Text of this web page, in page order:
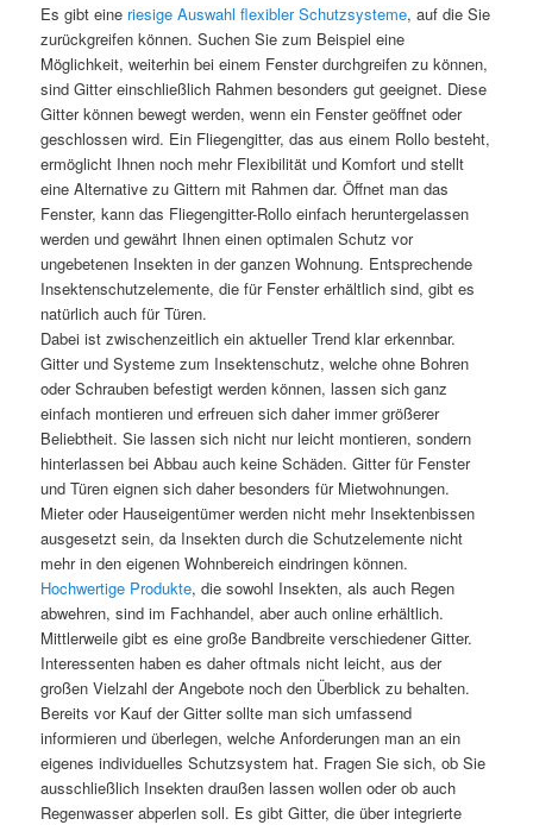
Es gibt eine riesige Auswahl flexibler Schutzsysteme, auf die Sie
zurückgreifen können. Suchen Sie zum Beispiel eine
Möglichkeit, weiterhin bei einem Fenster durchgreifen zu können,
sind Gitter einschließlich Rahmen besonders gut geeignet. Diese
Gitter können bewegt werden, wenn ein Fenster geöffnet oder
geschlossen wird. Ein Fliegengitter, das aus einem Rollo besteht,
ermöglicht Ihnen noch mehr Flexibilität und Komfort und stellt
eine Alternative zu Gittern mit Rahmen dar. Öffnet man das
Fenster, kann das Fliegengitter-Rollo einfach heruntergelassen
werden und gewährt Ihnen einen optimalen Schutz vor
ungebetenen Insekten in der ganzen Wohnung. Entsprechende
Insektenschutzelemente, die für Fenster erhältlich sind, gibt es
natürlich auch für Türen.
Dabei ist zwischenzeitlich ein aktueller Trend klar erkennbar.
Gitter und Systeme zum Insektenschutz, welche ohne Bohren
oder Schrauben befestigt werden können, lassen sich ganz
einfach montieren und erfreuen sich daher immer größerer
Beliebtheit. Sie lassen sich nicht nur leicht montieren, sondern
hinterlassen bei Abbau auch keine Schäden. Gitter für Fenster
und Türen eignen sich daher besonders für Mietwohnungen.
Mieter oder Hauseigentümer werden nicht mehr Insektenbissen
ausgesetzt sein, da Insekten durch die Schutzelemente nicht
mehr in den eigenen Wohnbereich eindringen können.
Hochwertige Produkte, die sowohl Insekten, als auch Regen
abwehren, sind im Fachhandel, aber auch online erhältlich.
Mittlerweile gibt es eine große Bandbreite verschiedener Gitter.
Interessenten haben es daher oftmals nicht leicht, aus der
großen Vielzahl der Angebote noch den Überblick zu behalten.
Bereits vor Kauf der Gitter sollte man sich umfassend
informieren und überlegen, welche Anforderungen man an ein
eigenes individuelles Schutzsystem hat. Fragen Sie sich, ob Sie
ausschließlich Insekten draußen lassen wollen oder ob auch
Regenwasser abperlen soll. Es gibt Gitter, die über integrierte